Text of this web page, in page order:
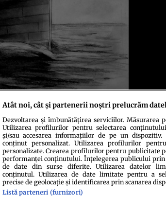
Termeni şi condiţiiEchipa redacțională
Atât noi, cât și partenerii noștri prelucrăm
Dezvoltarea și îmbunătățirea serviciilor. Măsurarea
Utilizarea profilurilor pentru selectarea
și/sau accesarea informațiilor de pe un
conținut personalizat. Utilizarea profilurilor
personalizate. Crearea profilurilor pentru publicitate
performanței conținutului. Înțelegerea publicului
de date din surse diferite. Utilizarea datelor
conținutul. Utilizarea de date limitate pentru a
precise de geolocație și identificarea prin scanarea
Listă parteneri (furnizori)